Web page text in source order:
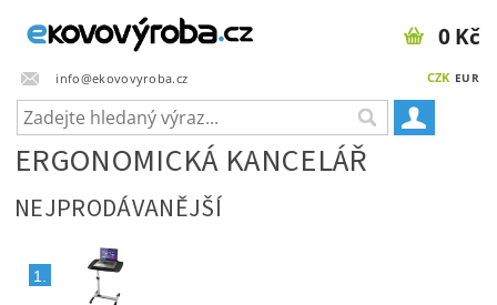
info@ekovovyroba.cz CZK EUR
0 Kč
ERGONOMICKÁ KANCELÁŘ
NEJPRODÁVANĚJŠÍ
1.